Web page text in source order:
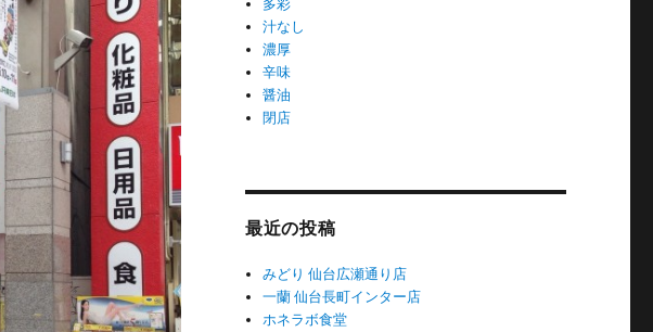
多彩
汁なし
濃厚
辛味
醤油
閉店
最近の投稿
みどり 仙台広瀬通り店
一蘭 仙台長町インター店
ホネラボ食堂